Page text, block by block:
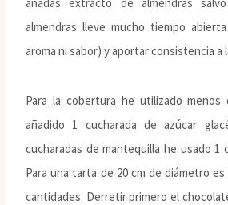
almendras lleve mucho tiempo
aroma ni sabor) y aportar consistencia a
Para la cobertura he utilizado menos
añadido 1 cucharada de azúcar
cucharadas de mantequilla he usado 1
Para una tarta de 20 cm de diámetro
cantidades. Derretir primero el